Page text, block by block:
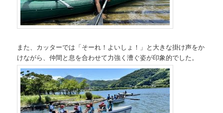
また、カッターでは「そーれ！よいしょ！」と大きな掛け声をか
けながら、仲間と息を合わせて力強く漕ぐ姿が印象的でした。